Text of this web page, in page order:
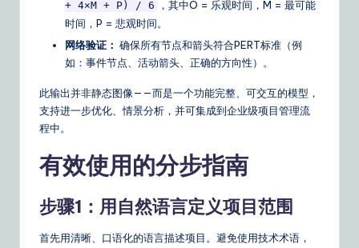
+ 4×M + P) / 6
，其中O = 乐观时间，M = 最可能
时间，P = 悲观时间。
网络验证： 确保所有节点和箭头符合PERT标准（例
如：事件节点、活动箭头、正确的方向性）。
此输出并非静态图像——而是一个功能完整、可交互的模型，
支持进一步优化、情景分析，并可集成到企业级项目管理流
程中。
有效使用的分步指南
步骤1：用自然语言定义项目范围
首先用清晰、口语化的语言描述项目。避免使用技术术语，